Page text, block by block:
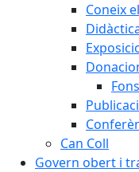
Coneix
Can Coll
Govern obert i